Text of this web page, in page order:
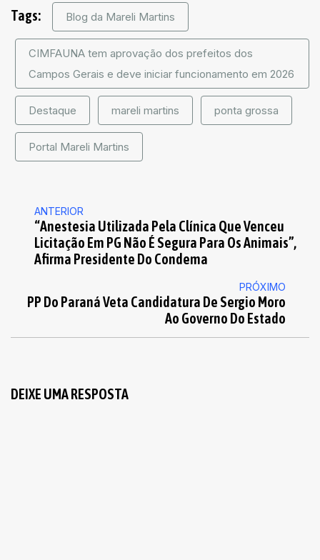
Tags: Blog da Mareli Martins
CIMFAUNA tem aprovação dos prefeitos dos
Campos Gerais e deve iniciar funcionamento em 2026
Destaque mareli martins ponta grossa
Portal Mareli Martins
ANTERIOR
“Anestesia Utilizada Pela Clínica Que Venceu
Licitação Em PG Não É Segura Para Os Animais”,
Afirma Presidente Do Condema
PRÓXIMO
PP Do Paraná Veta Candidatura De Sergio Moro
Ao Governo Do Estado
DEIXE UMA RESPOSTA